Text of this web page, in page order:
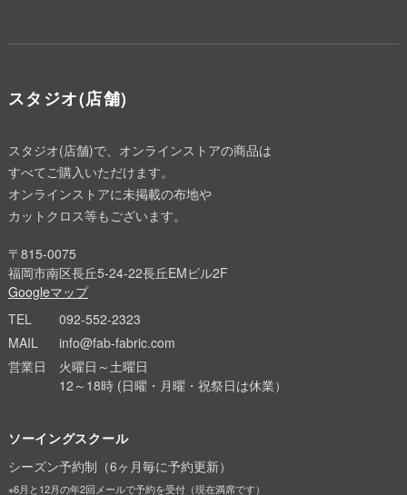
スタジオ(店舗)
スタジオ(店舗)で、オンラインストアの商品は
すべてご購入いただけます。
オンラインストアに未掲載の布地や
カットクロス等もございます。
〒815-0075
福岡市南区長丘5-24-22長丘EMビル2F
Googleマップ
TEL
092-552-2323
MAIL
info@fab-fabric.com
営業日
火曜日～土曜日
12～18時 (日曜・月曜・祝祭日は休業）
ソーイングスクール
シーズン予約制（6ヶ月毎に予約更新）
※6月と12月の年2回メールで予約を受付（現在満席です）